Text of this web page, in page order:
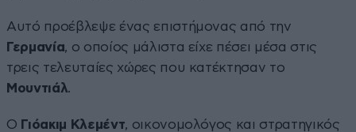
Αυτό προέβλεψε ένας επιστήμονας από την
Γερμανία, ο οποίος μάλιστα είχε πέσει μέσα στις
τρεις τελευταίες χώρες που κατέκτησαν το
Μουντιάλ.
Ο Γιόακιμ Κλεμέντ, οικονομολόγος και στρατηγικός